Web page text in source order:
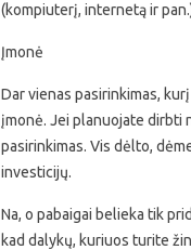
(kompiuterį, internetą ir
Įmonė
Dar vienas pasirinkimas,
įmonė. Jei planuojate dirbti
pasirinkimas. Vis dėlto,
investicijų.
Na, o pabaigai belieka tik
kad dalykų, kuriuos turite